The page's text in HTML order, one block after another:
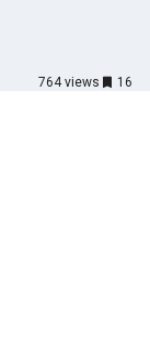
764 views 16